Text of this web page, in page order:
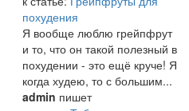
похудения
Я вообще люблю грейпфрут
и то, что он такой полезный в
похудении - это ещё круче! Я
когда худею, то с большим...
admin пишет